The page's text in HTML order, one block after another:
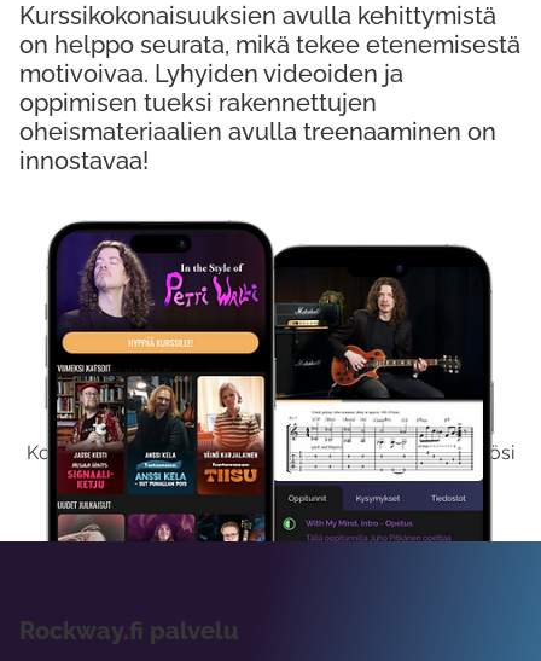
Kokeile Ilmaiseksi
Kokeilemalla ilmaiseksi saat koko sisältömme käyttöösi
viikon ajaksi.
Kurssikokonaisuuksien avulla kehittymistä
on helppo seurata, mikä tekee etenemisestä
motivoivaa. Lyhyiden videoiden ja
oppimisen tueksi rakennettujen
oheismateriaalien avulla treenaaminen on
innostavaa!
Rockway.fi palvelu